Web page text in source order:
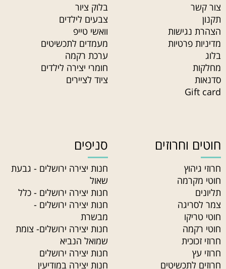
צור קשר
תקנון
הצהרת נגישות
מדיניות פרטיות
בלוג
מחלקות
סדנאות
Gift card
בלוק ציור
צבעים לילדים
וואשי טייפ
מעמדים לתכשיטים
ערכת רקמה
חומרי יצירה לילדים
ציוד לציירים
חוטים וחרוזים
חרוזי גיהוץ
חוטי מקרמה
תליונים
צמר לסריגה
חוטי טריקו
חוטי רקמה
חרוזי זכוכית
חרוזי עץ
חרוזים לתכשיטים
סניפים
חנות יצירה ירושלים - גבעת
שאול
חנות יצירה ירושלים - כלל
חנות יצירה ירושלים -
מבשרת
חנות יצירה ירושלים- צומת
שמואל הנביא
חנות יצירה ירושלים
חנות יצירה במודיעין